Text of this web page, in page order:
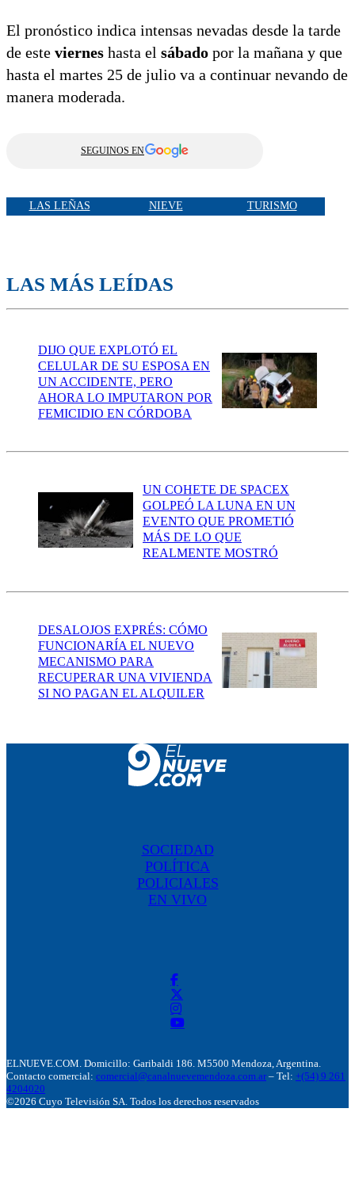
El pronóstico indica intensas nevadas desde la tarde
de este viernes hasta el sábado por la mañana y que
hasta el martes 25 de julio va a continuar nevando de
manera moderada.
SEGUINOS EN
LAS LEÑAS NIEVE TURISMO
LAS MÁS LEÍDAS
DIJO QUE EXPLOTÓ EL
CELULAR DE SU ESPOSA EN
UN ACCIDENTE, PERO
AHORA LO IMPUTARON POR
FEMICIDIO EN CÓRDOBA
UN COHETE DE SPACEX
GOLPEÓ LA LUNA EN UN
EVENTO QUE PROMETIÓ
MÁS DE LO QUE
REALMENTE MOSTRÓ
DESALOJOS EXPRÉS: CÓMO
FUNCIONARÍA EL NUEVO
MECANISMO PARA
RECUPERAR UNA VIVIENDA
SI NO PAGAN EL ALQUILER
SOCIEDAD
POLÍTICA
POLICIALES
EN VIVO
ELNUEVE.COM. Domicillo: Garibaldi 186. M5500 Mendoza, Argentina.
Contacto comercial: comercial@canalnuevemendoza.com.ar – Tel: +(54) 9 261
4204020
©2026 Cuyo Televisión SA. Todos los derechos reservados